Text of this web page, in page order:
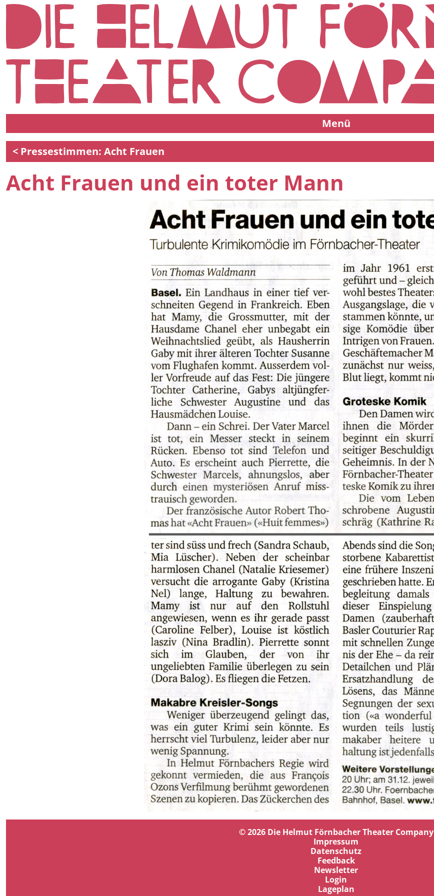
Menü
< Pressestimmen: Acht Frauen
Acht Frauen und ein toter Mann
© 2026 Die Helmut Förnbacher Theater Company
Impressum
Datenschutz
Feedback
Newsletter
Login
Lageplan